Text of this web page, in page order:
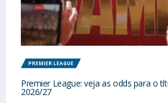
PREMIER LEAGUE
Premier League: veja as odds para o
2026/27